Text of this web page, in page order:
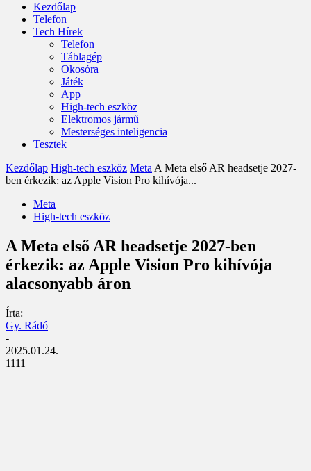
Kezdőlap
Telefon
Tech Hírek
Telefon
Táblagép
Okosóra
Játék
App
High-tech eszköz
Elektromos jármű
Mesterséges inteligencia
Tesztek
Kezdőlap High-tech eszköz Meta A Meta első AR headsetje 2027-
ben érkezik: az Apple Vision Pro kihívója...
Meta
High-tech eszköz
A Meta első AR headsetje 2027-ben
érkezik: az Apple Vision Pro kihívója
alacsonyabb áron
Írta:
Gy. Rádó
-
2025.01.24.
1111